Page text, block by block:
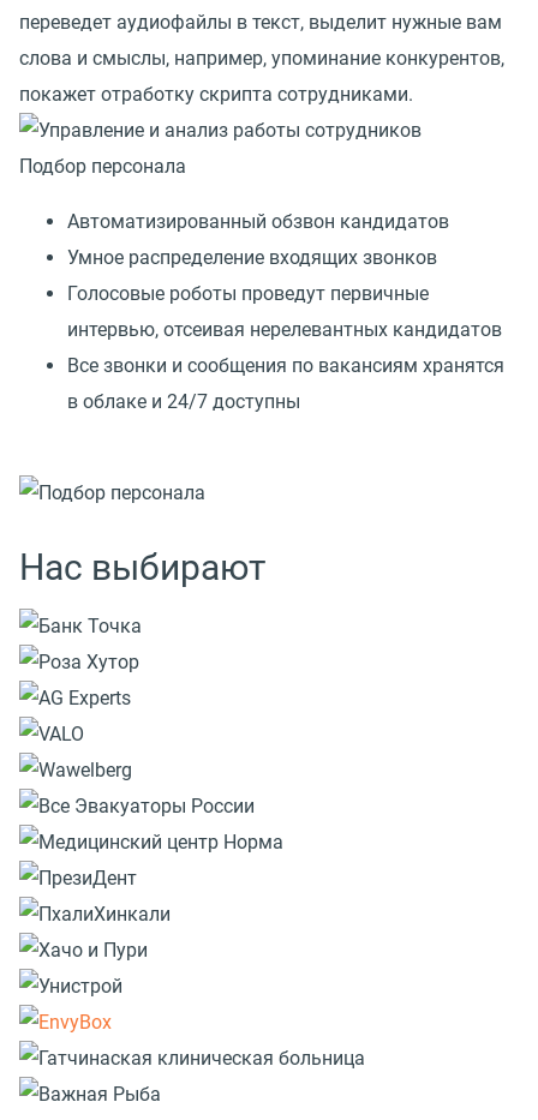
переведет аудиофайлы в текст, выделит нужные вам
слова и смыслы, например, упоминание конкурентов,
покажет отработку скрипта сотрудниками.
Подбор персонала
Автоматизированный обзвон кандидатов
Умное распределение входящих звонков
Голосовые роботы проведут первичные
интервью, отсеивая нерелевантных кандидатов
Все звонки и сообщения по вакансиям хранятся
в облаке и 24/7 доступны
Нас выбирают